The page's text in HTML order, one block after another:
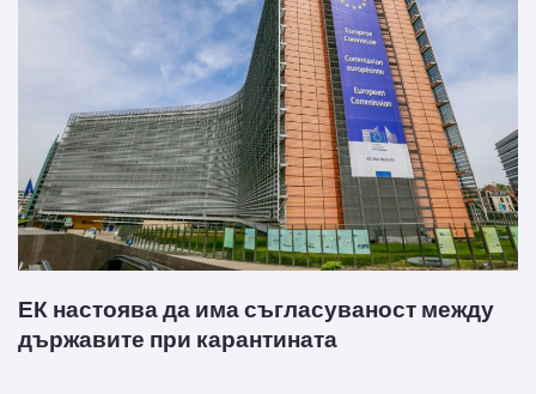
ЕК настоява да има съгласуваност между
държавите при карантината